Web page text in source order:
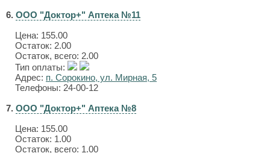
6. ООО "Доктор+" Аптека №11
Цена: 155.00
Остаток: 2.00
Остаток, всего: 2.00
Тип оплаты:
Адрес: п. Сорокино, ул. Мирная, 5
Телефоны: 24-00-12
7. ООО "Доктор+" Аптека №8
Цена: 155.00
Остаток: 1.00
Остаток, всего: 1.00